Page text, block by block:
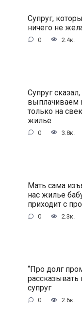
Супруг,
ничего не
0 2.4к.
Супруг
выплачиваем
только на
жилье
0 3.8к.
Мать сама
нас жилье
приходит с
0 2.3к.
“Про долг
рассказывать
супруг
0 2.6к.